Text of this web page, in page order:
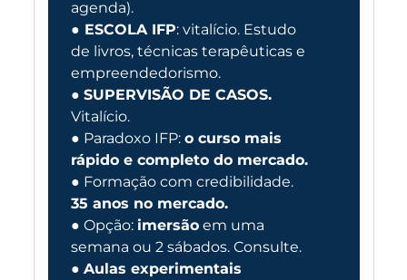
agenda).
● ESCOLA IFP: vitalício. Estudo
de livros, técnicas terapêuticas e
empreendedorismo.
● SUPERVISÃO DE CASOS.
Vitalício.
● Paradoxo IFP: o curso mais
rápido e completo do mercado.
● Formação com credibilidade.
35 anos no mercado.
● Opção: imersãoem uma
semana ou 2 sábados. Consulte.
● Aulas experimentais